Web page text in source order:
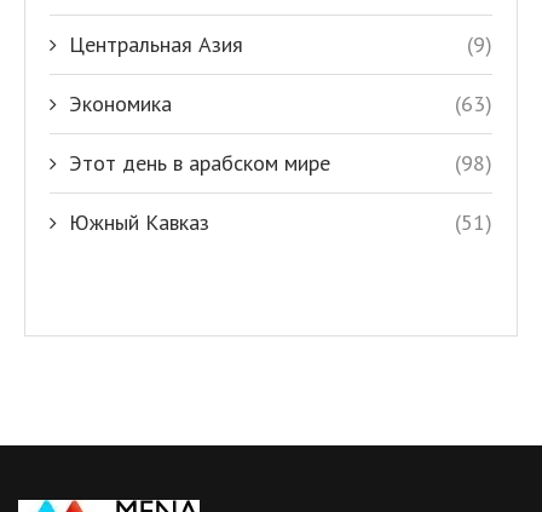
Центральная Азия (9)
Экономика (63)
Этот день в арабском мире (98)
Южный Кавказ (51)